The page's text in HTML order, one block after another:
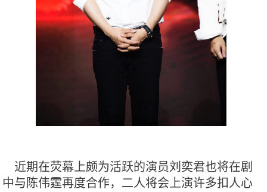
近期在荧幕上颇为活跃的演员刘奕君也将在剧
中与陈伟霆再度合作，二人将会上演许多扣人心